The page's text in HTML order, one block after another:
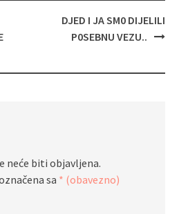
DJED I JA SM0 DIJELILI
P0SEBNU VEZU..
neće biti objavljena.
sa * (obavezno)